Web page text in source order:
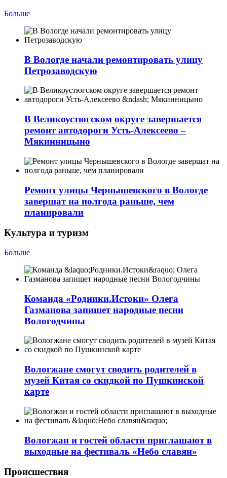
Больше
В Вологде начали ремонтировать улицу
Петрозаводскую
В Великоустюгском округе завершается
ремонт автодороги Усть-Алексеево –
Мякинницыно
Ремонт улицы Чернышевского в Вологде
завершат на полгода раньше, чем
планировали
Культура и туризм
Больше
Команда «Родники.Истоки» Олега
Газманова запишет народные песни
Вологодчины
Вологжане смогут сводить родителей в
музей Китая со скидкой по Пушкинской
карте
Вологжан и гостей области приглашают в
выходные на фестиваль «Небо славян»
Происшествия